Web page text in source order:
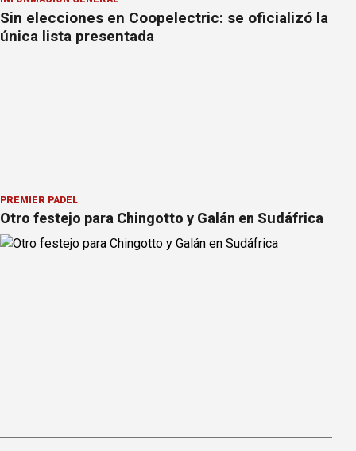
Sin elecciones en Coopelectric: se oficializó la
única lista presentada
PREMIER PÁDEL
Otro festejo para Chingotto y Galán en Sudáfrica